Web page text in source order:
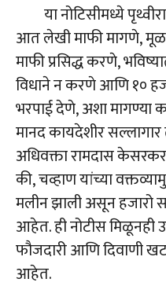
या नोटिसीमध्ये
आत लेखी माफी मागणे, मूळ
माफी प्रसिद्ध करणे,
विधाने न करणे आणि १०
भरपाई देणे, अशा
मानद कायदेशीर
अधिवक्ता रामदास
की, चव्हाण यांच्या
मलीन झाली असून हजारो
आहेत. ही नोटीस मिळूनही
फौजदारी आणि दिवाणी
आहेत.